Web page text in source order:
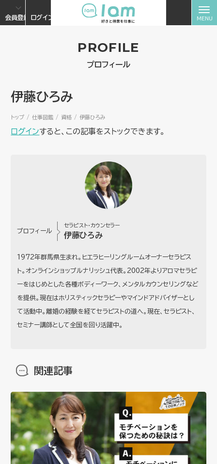
会員登録 ログイン
PROFILE
プロフィール
伊藤ひろみ
トップ 仕事図鑑 資格 伊藤ひろみ
ログインすると、この記事をストックできます。
プロフィール
セラピスト・カウンセラー
伊藤ひろみ
1972年群馬県生まれ。ヒエラヒーリングルームオーナーセラピス
ト。オンラインショップルナリッシュ代表。2002年よりアロマセラピ
ーをはじめとした各種ボディーワーク、メンタルカウンセリングなど
を提供。現在はホリスティックセラピーやマインドアドバイザーとし
て活動中。離婚の経験を経てセラピストの道へ。現在、セラピスト、
セミナー講師として全国を回り活躍中。
関連記事